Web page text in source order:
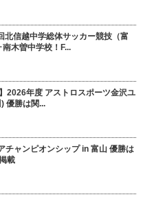
北信越中学総体サッカー競技（富
木曽中学校！F...
2026年度 アストロスポーツ金沢ユ
優勝は関...
チャンピオンシップ in 富山 優勝は
載